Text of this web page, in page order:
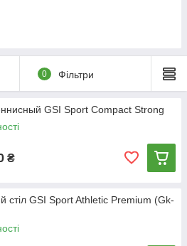
0 Фільтри
GSI Sport Compact Strong
₴
стіл GSI Sport Athletic Premium (Gk-